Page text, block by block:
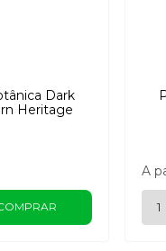
Dark
Heritage
A